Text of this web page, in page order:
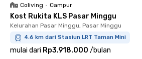
Coliving • Campur
Kost Rukita KLS Pasar Minggu
Kelurahan Pasar Minggu, Pasar Minggu
4.6 km dari Stasiun LRT Taman Mini
mulai dari Rp3.918.000 /bulan